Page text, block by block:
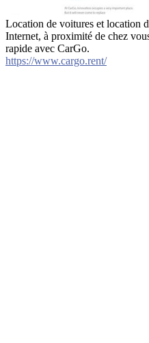
Location de voitures et location
Internet, à proximité de chez
rapide avec CarGo.
https://www.cargo.rent/